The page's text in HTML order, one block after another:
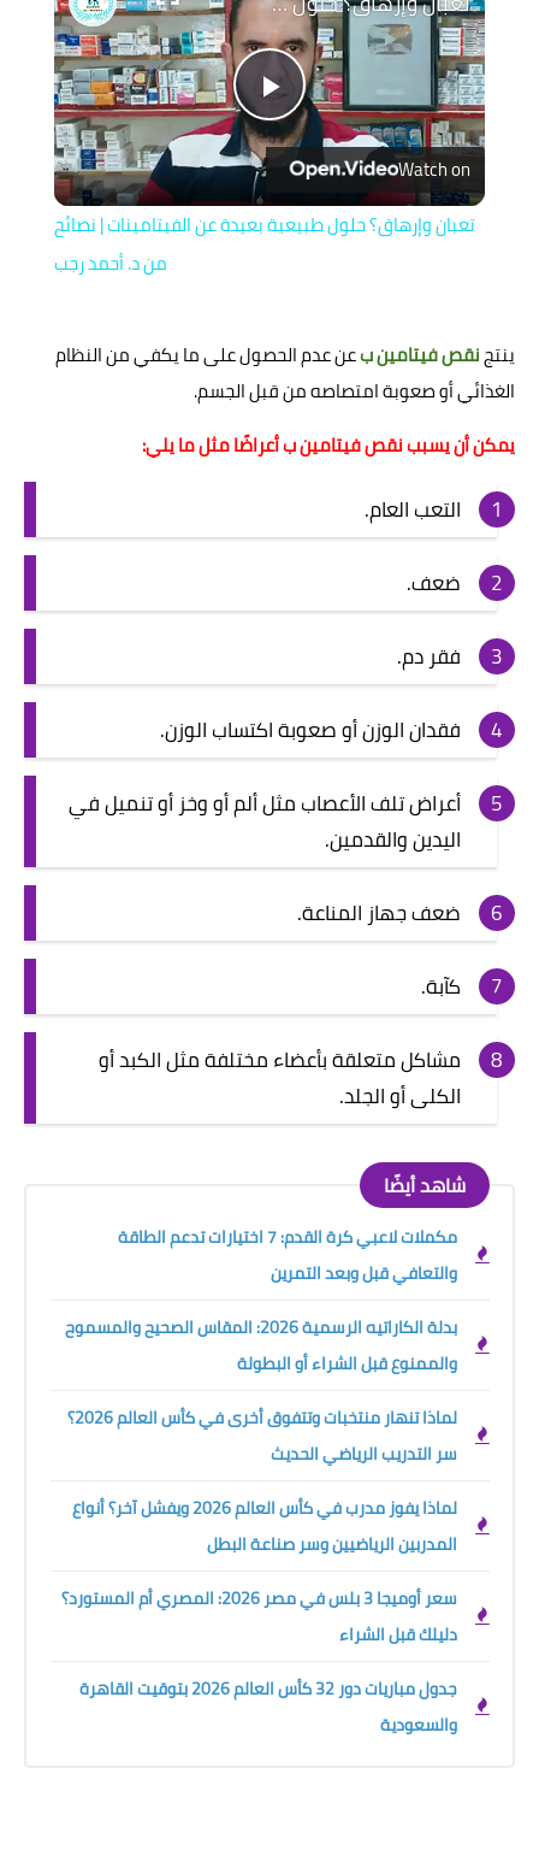
Play
Video
Watch on
تعبان وإرهاق؟ حلول طبيعية بعيدة عن الفيتامينات | نصائح
من د. أحمد رجب
ينتجنقص فيتامين بعن عدم الحصول على ما يكفي من النظام
الغذائي أو صعوبة امتصاصه من قبل الجسم.
يمكن أن يسبب نقص فيتامين ب أعراضًا مثل ما يلي:
التعب العام.
ضعف.
فقر دم.
فقدان الوزن أو صعوبة اكتساب الوزن.
أعراض تلف الأعصاب مثل ألم أو وخز أو تنميل في
اليدين والقدمين.
ضعف جهاز المناعة.
كآبة.
مشاكل متعلقة بأعضاء مختلفة مثل الكبد أو
الكلى أو الجلد.
شاهد أيضًا
مكملات لاعبي كرة القدم: 7 اختيارات تدعم الطاقة
والتعافي قبل وبعد التمرين
بدلة الكاراتيه الرسمية 2026: المقاس الصحيح والمسموح
والممنوع قبل الشراء أو البطولة
لماذا تنهار منتخبات وتتفوق أخرى في كأس العالم 2026؟
سر التدريب الرياضي الحديث
لماذا يفوز مدرب في كأس العالم 2026 ويفشل آخر؟ أنواع
المدربين الرياضيين وسر صناعة البطل
سعر أوميجا 3 بلس في مصر 2026: المصري أم المستورد؟
دليلك قبل الشراء
جدول مباريات دور 32 كأس العالم 2026 بتوقيت القاهرة
والسعودية